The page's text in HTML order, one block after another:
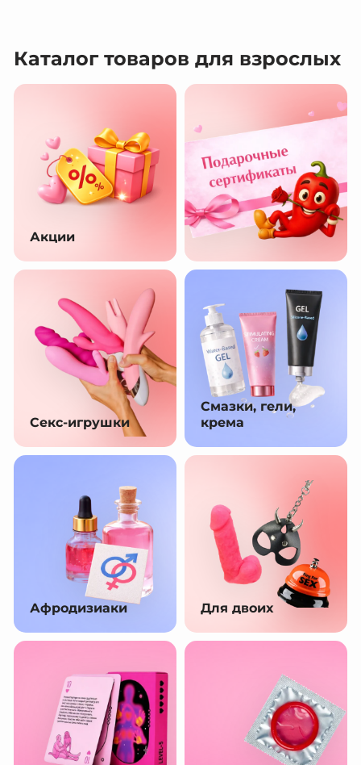
Каталог товаров для взрослых
Акции
Секс-игрушки
Смазки, гели,
крема
Афродизиаки Для двоих